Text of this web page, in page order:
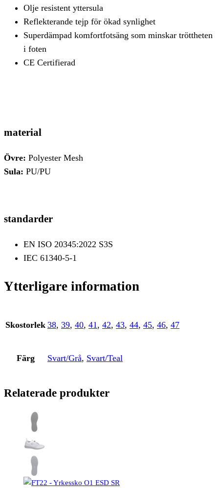
Olje resistent yttersula
Reflekterande tejp för ökad synlighet
Superdämpad komfortfotsäng som minskar tröttheten
i foten
CE Certifierad
material
Övre: Polyester Mesh
Sula: PU/PU
standarder
EN ISO 20345:2022 S3S
IEC 61340-5-1
Ytterligare information
Skostorlek 38, 39, 40, 41, 42, 43, 44, 45, 46, 47
Färg Svart/Grå, Svart/Teal
Relaterade produkter